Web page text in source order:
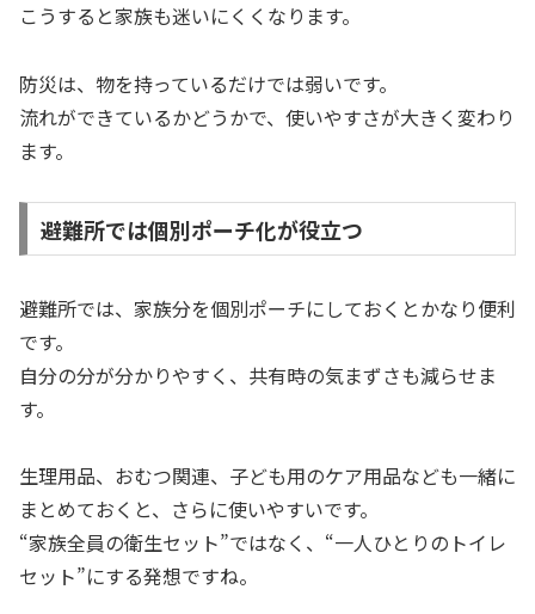
こうすると家族も迷いにくくなります。
防災は、物を持っているだけでは弱いです。
流れができているかどうかで、使いやすさが大きく変わり
ます。
避難所では個別ポーチ化が役立つ
避難所では、家族分を個別ポーチにしておくとかなり便利
です。
自分の分が分かりやすく、共有時の気まずさも減らせま
す。
生理用品、おむつ関連、子ども用のケア用品なども一緒に
まとめておくと、さらに使いやすいです。
“家族全員の衛生セット”ではなく、“一人ひとりのトイレ
セット”にする発想ですね。